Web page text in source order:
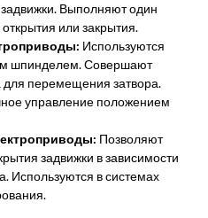
Выполняют один
или закрытия.
Используются
шпинделем. Совершают
для перемещения затвора.
управление положением
Позволяют
задвижки в зависимости
Используются в системах